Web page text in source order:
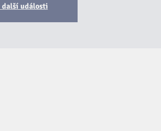
další události